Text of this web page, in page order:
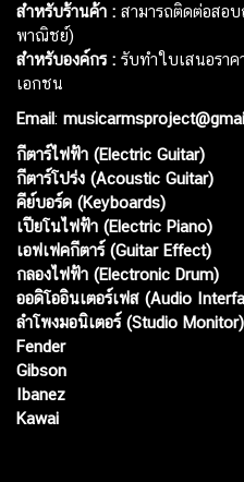
สำหรับร้านค้า : สามารถติดต่อสอบ
พาณิชย์)
สำหรับองค์กร : รับทำใบเสนอราค
เอกชน
Email:
กีตาร์ไฟฟ้า (Electric Guitar)
กีตาร์โปร่ง (Acoustic Guitar)
คีย์บอร์ด (Keyboards)
เปียโนไฟฟ้า (Electric Piano)
เอฟเฟคกีตาร์ (Guitar Effect)
กลองไฟฟ้า (Electronic Drum)
ออดิโออินเตอร์เฟส (Audio
ลำโพงมอนิเตอร์ (Studio Monitor)
Fender
Gibson
Ibanez
Kawai